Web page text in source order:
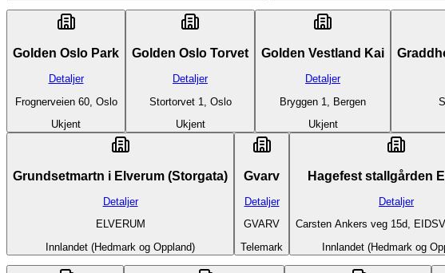
Golden Oslo Park
Detaljer
Frognerveien 60, Oslo
Ukjent
Golden Oslo Torvet
Detaljer
Stortorvet 1, Oslo
Ukjent
Golden Vestland Kai
Detaljer
Bryggen 1, Bergen
Ukjent
Grundsetmartn i Elverum (Storgata)
Detaljer
ELVERUM
Innlandet (Hedmark og Oppland)
Gvarv
Detaljer
GVARV
Telemark
Detaljer
Carsten Ankers veg 15d,
Innlandet (Hedmark og